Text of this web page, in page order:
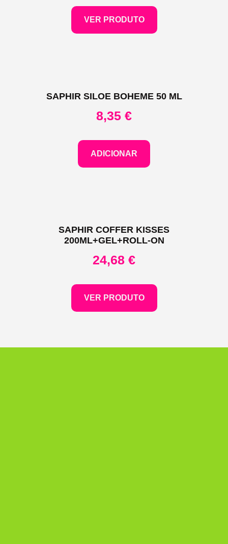
VER PRODUTO
SAPHIR SILOE BOHEME 50 ML
8,35 €
ADICIONAR
SAPHIR COFFER KISSES
200ML+GEL+ROLL-ON
24,68 €
VER PRODUTO